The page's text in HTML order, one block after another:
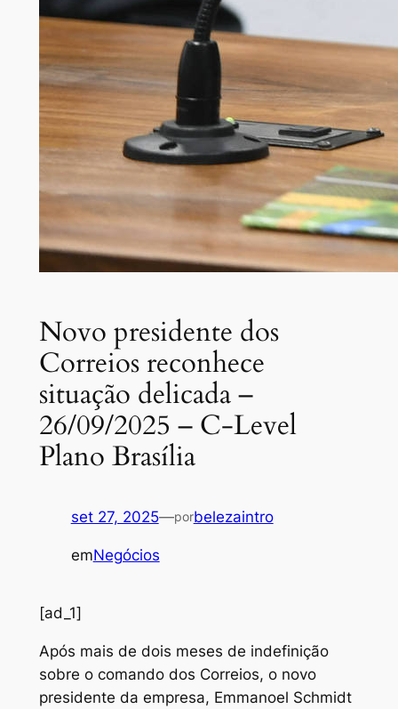
Novo presidente dos
Correios reconhece
situação delicada –
26/09/2025 – C-Level
Plano Brasília
set 27, 2025—porbelezaintro
emNegócios
[ad_1]
Após mais de dois meses de indefinição
sobre o comando dos Correios, o novo
presidente da empresa, Emmanoel Schmidt